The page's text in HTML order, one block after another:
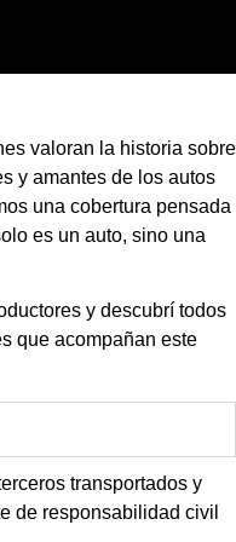
valoran la historia sobre
y amantes de los autos
una cobertura pensada
es un auto, sino una
y descubrí todos
que acompañan este
transportados y
de responsabilidad civil